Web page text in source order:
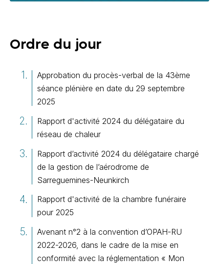
Ordre du jour
Approbation du procès-verbal de la 43ème
séance plénière en date du 29 septembre
2025
Rapport d'activité 2024 du délégataire du
réseau de chaleur
Rapport d’activité 2024 du délégataire chargé
de la gestion de l’aérodrome de
Sarreguemines-Neunkirch
Rapport d'activité de la chambre funéraire
pour 2025
Avenant n°2 à la convention d’OPAH-RU
2022-2026, dans le cadre de la mise en
conformité avec la réglementation « Mon